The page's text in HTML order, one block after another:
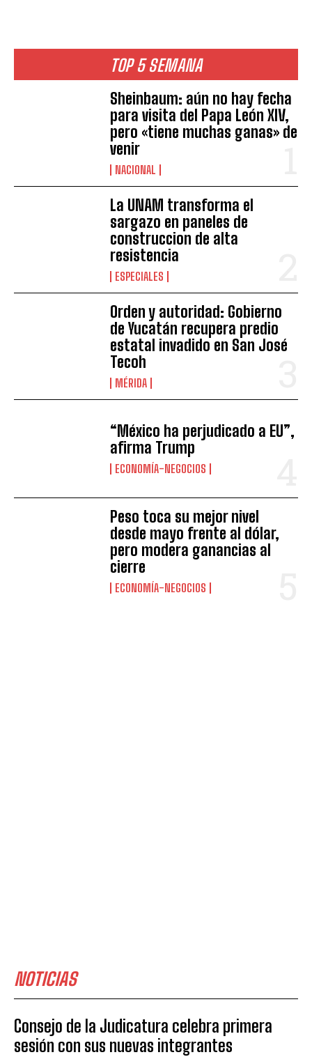
TOP 5 SEMANA
Sheinbaum: aún no hay fecha
para visita del Papa León XIV,
pero «tiene muchas ganas» de
venir
NACIONAL
La UNAM transforma el
sargazo en paneles de
construccion de alta
resistencia
ESPECIALES
Orden y autoridad: Gobierno
de Yucatán recupera predio
estatal invadido en San José
Tecoh
MÉRIDA
“México ha perjudicado a EU”,
afirma Trump
ECONOMÍA-NEGOCIOS
Peso toca su mejor nivel
desde mayo frente al dólar,
pero modera ganancias al
cierre
ECONOMÍA-NEGOCIOS
NOTICIAS
Consejo de la Judicatura celebra primera
sesión con sus nuevas integrantes